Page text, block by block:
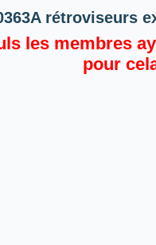
rétroviseurs
les membres
pour